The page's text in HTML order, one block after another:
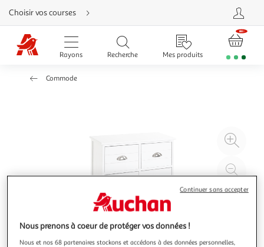
Aller
directement
au
contenu
Aller
directement
Aller
Choisir vos courses
Rayons Recherche Mes produits
Commode
à
à
Nous prenons à coeur de protéger vos données !
Nous et nos 68 partenaires stockons et accédons à des données personnelles,
Continuer sans accepter